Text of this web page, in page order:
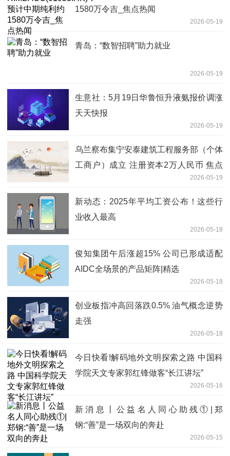
1580万令吉_焦点热闻
2026-05-19
青岛：“数智招聘”助力就业
2026-05-19
生意社：5月19日华鲁恒升液氨报价调涨
天天快报
2026-05-19
乌兰察布集宁安泰建筑工程服务部（个体
工商户）成立 注册资本2万人民币 焦点
2026-05-19
新动态：2025年平均工资公布！这些行
业收入最高
2026-05-18
俊知集团午后涨超15% 公司已形成适配
AIDC全场景的产品矩阵|精选
2026-05-18
创业板指冲高回落跌0.5% 油气概念逆势
走强
2026-05-18
今日快看!解码地外文明探索之路 中国科
学院天文专家郭红锋做客“长江讲坛”
2026-05-16
新消息丨公益名人同心助残①|郑
钢:“善”是一场双向的奔赴
2026-05-15